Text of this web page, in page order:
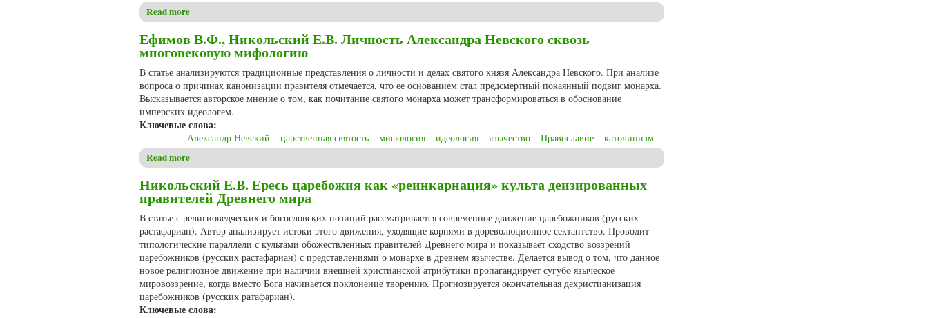
Read more
Ефимов В.Ф., Никольский Е.В. Личность Александра Невского сквозь
многовековую мифологию
В статье анализируются традиционные представления о личности и делах святого князя Александра Невского. При анализе
вопроса о причинах канонизации правителя отмечается, что ее основанием стал предсмертный покаянный подвиг монарха.
Высказывается авторское мнение о том, как почитание святого монарха может трансформироваться в обоснование
имперских идеологем.
Ключевые слова:
Александр Невский царственная святость мифология идеология язычество Православие католицизм
Read more
Никольский Е.В. Ересь царебожия как «реинкарнация» культа деизированных
правителей Древнего мира
В статье с религиоведческих и богословских позиций рассматривается современное движение царебожников (русских
растафариан). Автор анализирует истоки этого движения, уходящие корнями в дореволюционное сектантство. Проводит
типологические параллели с культами обожествленных правителей Древнего мира и показывает сходство воззрений
царебожников (русских растафариан) с представлениями о монархе в древнем язычестве. Делается вывод о том, что данное
новое религиозное движение при наличии внешней христианской атрибутики пропагандирует сугубо языческое
мировоззрение, когда вместо Бога начинается поклонение творению. Прогнозируется окончательная дехристианизация
царебожников (русских ратафариан).
Ключевые слова: